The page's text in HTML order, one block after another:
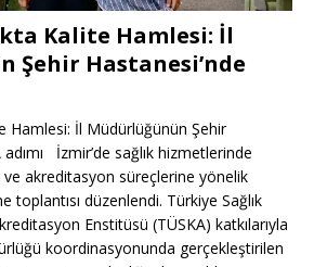
Kalite Hamlesi: İl
Şehir Hastanesi’nde
Hamlesi: İl Müdürlüğünün Şehir
adımı İzmir’de sağlık hizmetlerinde
akreditasyon süreçlerine yönelik
toplantısı düzenlendi. Türkiye Sağlık
Enstitüsü (TÜSKA) katkılarıyla
koordinasyonunda gerçekleştirilen